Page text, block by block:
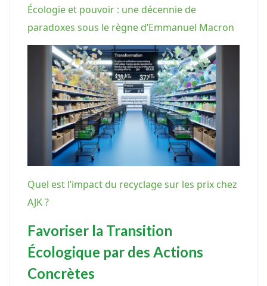
Écologie et pouvoir : une décennie de
paradoxes sous le règne d’Emmanuel Macron
Quel est l’impact du recyclage sur les prix chez
AJK ?
Favoriser la Transition
Écologique par des Actions
Concrètes